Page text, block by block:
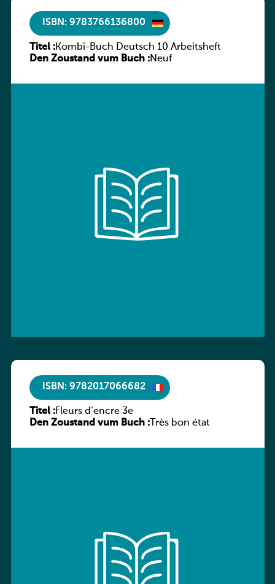
ISBN: 9783766136800
Titel :Kombi-Buch Deutsch 10 Arbeitsheft
Den Zoustand vum Buch :Neuf
ISBN: 9782017066682
Titel :Fleurs d’encre 3e
Den Zoustand vum Buch :Très bon état